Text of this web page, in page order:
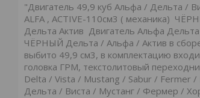
"Двигатель 49,9 куб Альфа / Дельта /
ALFA , ACTIVE-110см3 ( механика)
Дельта Актив Двигатель Альфа Дельта
ЧЁРНЫЙ Дельта / Альфа / Актив в
выбито 49,9 см3, в комплектацию
головка ГРМ, текстолитовый
Delta / Vista / Mustang / Sabur / Fermer
Дельта / Виста / Мустанг / Фермер /